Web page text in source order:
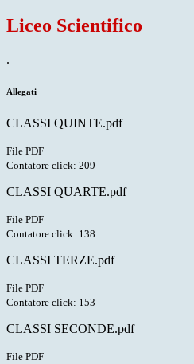
Liceo Scientifico
.
Allegati
CLASSI QUINTE.pdf
File PDF
Contatore click: 209
CLASSI QUARTE.pdf
File PDF
Contatore click: 138
CLASSI TERZE.pdf
File PDF
Contatore click: 153
CLASSI SECONDE.pdf
File PDF